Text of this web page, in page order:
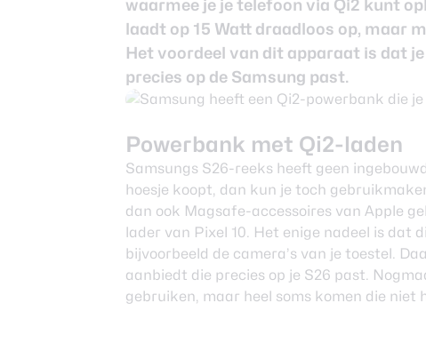
waarmee je je telefoon via Qi2 kunt
laadt op 15 Watt draadloos op, maar
Het voordeel van dit apparaat is dat
precies op de Samsung past.
Powerbank met Qi2-laden
Samsungs S26-reeks heeft geen
hoesje koopt, dan kun je toch
dan ook Magsafe-accessoires van Apple
lader van Pixel 10. Het enige nadeel is dat
bijvoorbeeld de camera’s van je toestel.
aanbiedt die precies op je S26 past.
gebruiken, maar heel soms komen die